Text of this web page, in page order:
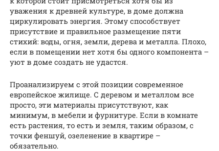
уважения к древней культуре, в доме должна
циркулировать энергия. Этому способствует
присутствие и правильное размещение пяти
стихий: воды, огня, земли, дерева и металла. Плохо,
если в помещении нет хотя бы одного компонента –
уют в доме создать не удастся.
Проанализируем с этой позиции современное
европейское жилище. С деревом и металлом все
просто, эти материалы присутствуют, как
минимум, в мебели и фурнитуре. Если в комнате
есть растения, то есть и земля, таким образом, с
точки феншуй, озеленение в квартире –
обязательно.